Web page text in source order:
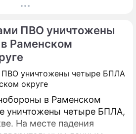
в городских округах
ПВО уничтожены
Раменском
в Раменском
уничтожены четыре БПЛА,
На месте падения